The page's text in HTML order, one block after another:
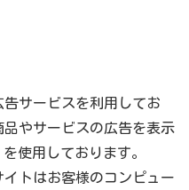
サービスを利用してお
やサービスの広告を表示
使用しております。
トはお客様のコンピュー